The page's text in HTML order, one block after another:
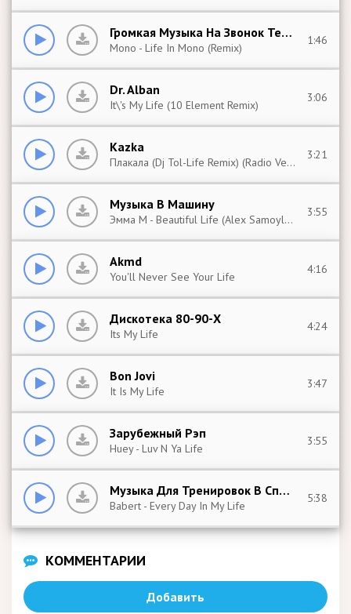
Громкая Музыка На Звонок Телефона
Mono - Life In Mono (Remix)
1:46
Dr. Alban
It\'s My Life (10 Element Remix)
3:06
Kazka
Плакала (Dj Tol-Life Remix) (Radio Version)
3:21
Музыка В Машину
Эмма M - Beautiful Life (Alex Samoylov Remix)
3:55
Akmd
You'll Never See Your Life
4:16
Дискотека 80-90-Х
Its My Life
4:24
Bon Jovi
It Is My Life
3:47
Зарубежный Рэп
Huey - Luv N Ya Life
3:55
Музыка Для Тренировок В Спортзале
Babert - Every Day In My Life
5:38
КОММЕНТАРИИ
Добавить